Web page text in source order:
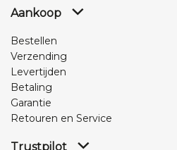
Aankoop
Bestellen
Verzending
Levertijden
Betaling
Garantie
Retouren en Service
Trustpilot